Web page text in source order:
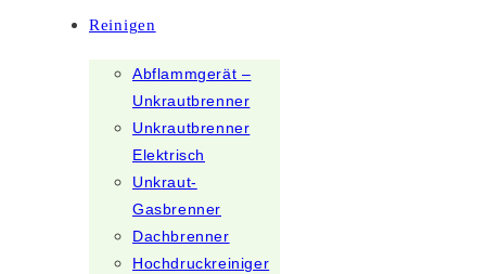
Reinigen
Abflammgerät –
Unkrautbrenner
Unkrautbrenner
Elektrisch
Unkraut-
Gasbrenner
Dachbrenner
Hochdruckreiniger